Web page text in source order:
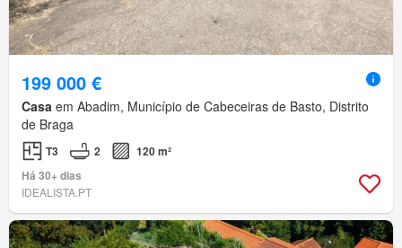
199 000 €
Casa em Abadim, Município de Cabeceiras de Basto, Distrito
de Braga
T3 2
120 m²
Há 30+ dias
IDEALISTA.PT